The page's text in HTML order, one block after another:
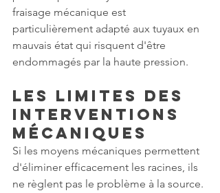
fraisage mécanique est
particulièrement adapté aux tuyaux en
mauvais état qui risquent d'être
endommagés par la haute pression.
Les limites des
interventions
mécaniques
Si les moyens mécaniques permettent
d'éliminer efficacement les racines, ils
ne règlent pas le problème à la source.